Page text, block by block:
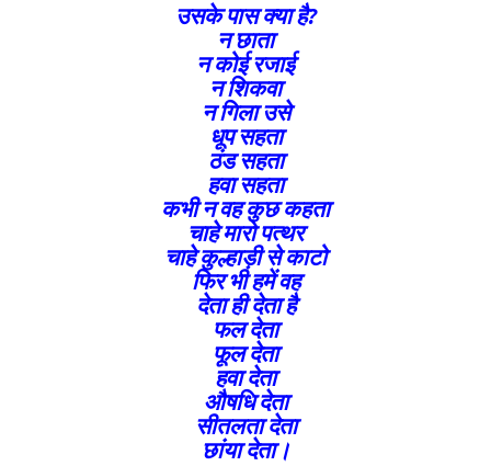
उसके पास क्या है?
न छाता
न कोई रजाई
न शिकवा
न गिला उसे
धूप सहता
ठंड सहता
हवा सहता
कभी न वह कुछ कहता
चाहे मारो पत्थर
चाहे कुल्हाड़ी से काटो
फिर भी हमें वह
देता ही देता है
फल देता
फूल देता
हवा देता
औषधि देता
सीतलता देता
छांया देता।